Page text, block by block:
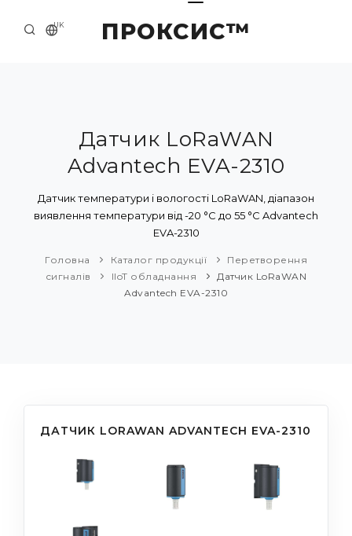
ПРОКСИС™
UK
ПРИКЛАДИ ТА РІШЕННЯ
КАТАЛОГ ПРОДУКЦІЇ
Датчик LoRaWAN
Advantech EVA-2310
Датчик температури і вологості LoRaWAN, діапазон
виявлення температури від -20 °C до 55 °C Advantech
EVA-2310
Головна Каталог продукції
Перетворення
сигналів
IIoT обладнання
Датчик LoRaWAN
Advantech EVA-2310
ДАТЧИК LORAWAN ADVANTECH EVA-2310